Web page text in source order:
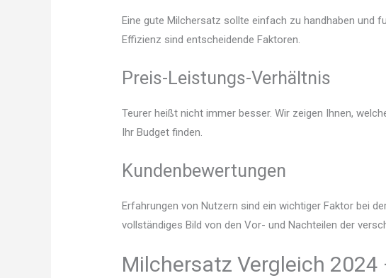
Eine gute Milchersatz sollte einfach zu handhaben und
Effizienz sind entscheidende Faktoren.
Preis-Leistungs-Verhältnis
Teurer heißt nicht immer besser. Wir zeigen Ihnen,
Ihr Budget finden.
Kundenbewertungen
Erfahrungen von Nutzern sind ein wichtiger Faktor bei
vollständiges Bild von den Vor- und Nachteilen der
Milchersatz Vergleich